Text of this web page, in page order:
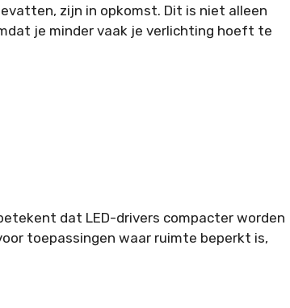
zijn in opkomst. Dit is niet alleen
je minder vaak je verlichting hoeft te
dat LED-drivers compacter worden
toepassingen waar ruimte beperkt is,